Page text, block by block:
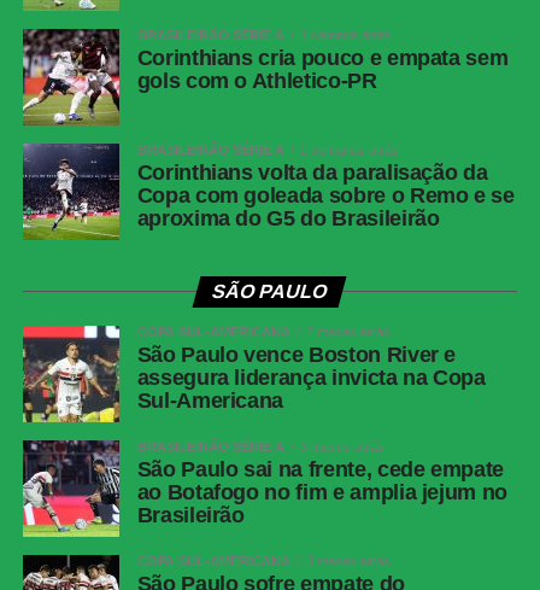
Milans); Raniele (Matheus Pereira), André
(Allan), Breno Bidon (Zakaria Labyad) e
Rodrigo Garro; Kaio César e Yuri Alberto
COMENTE ABAIXO:
Twitter
Messenger
LinkedIn
Share
BRASILEIRÃO SÉRIE A 1 semana atrás
Corinthians cria pouco e empata sem
gols com o Athletico-PR
BRASILEIRÃO SÉRIE A 2 semanas atrás
Corinthians volta da paralisação da
Copa com goleada sobre o Remo e se
aproxima do G5 do Brasileirão
SÃO PAULO
COPA SUL-AMERICANA 2 meses atrás
São Paulo vence Boston River e
assegura liderança invicta na Copa
Sul-Americana
BRASILEIRÃO SÉRIE A 3 meses atrás
São Paulo sai na frente, cede empate
ao Botafogo no fim e amplia jejum no
Brasileirão
COPA SUL-AMERICANA 3 meses atrás
São Paulo sofre empate do